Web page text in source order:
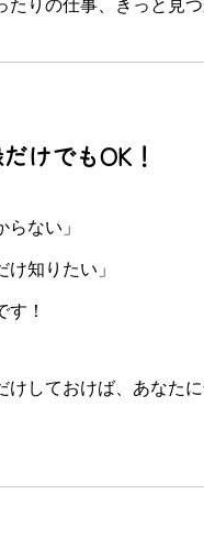
たりの仕事、きっと見つ
けでもOK！
らない」
け知りたい」
す！
けしておけば、あなた